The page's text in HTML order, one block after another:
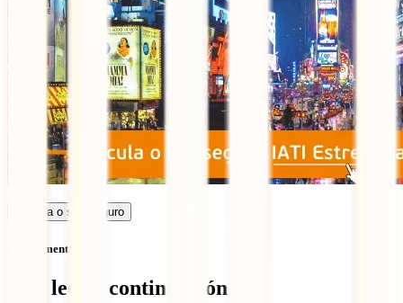
Calcula o seu seguro
Sem comentários
Qué leer a continuación